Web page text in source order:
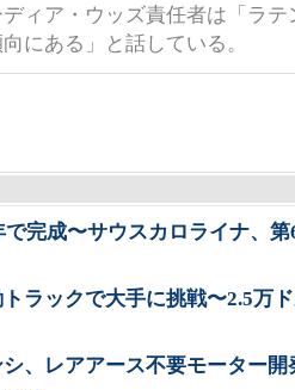
ィア・ウッズ責任者は「ラ
にある」と話している。
完成〜サウスカロライナ、第
ラックで大手に挑戦〜2.5万
、レアアース不要モーター開